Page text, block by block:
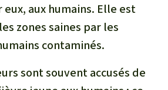
aux humains. Elle est
zones saines par les
contaminés.
sont souvent accusés de